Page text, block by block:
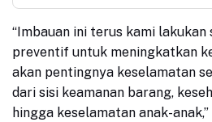
“Imbauan ini terus kami lakukan
preventif untuk meningkatkan
akan pentingnya keselamatan
dari sisi keamanan barang,
hingga keselamatan anak-